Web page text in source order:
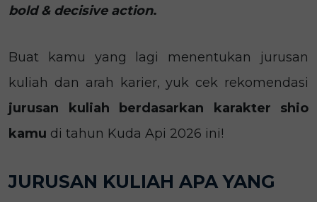
bold & decisive action.
Buat kamu yang lagi menentukan jurusan
kuliah dan arah karier, yuk cek rekomendasi
jurusan kuliah berdasarkan karakter shio
kamu di tahun Kuda Api 2026 ini!
JURUSAN KULIAH APA YANG